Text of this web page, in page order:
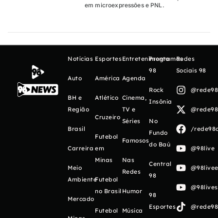
em microexpressões e PNL.
Notícias
Auto
BH e
Região
Brasil
Carreira
Meio
Ambiente
Mercado
Esportes
América
Atlético
Cruzeiro
Futebol
em
Minas
Futebol
no Brasil
Futebol
Entretenimento
Agenda
Cinema,
TV e
Séries
Famosos
Nas
Redes
Humor
Música
Programas
98
Rock
Insônia
No
Fundo
do Baú
Central
98
98
Esportes
Redes
Sociais 98
/
@98live